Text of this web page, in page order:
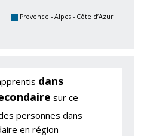
Provence - Alpes - Côte d’Azur
dans
sur ce
personnes dans
en région